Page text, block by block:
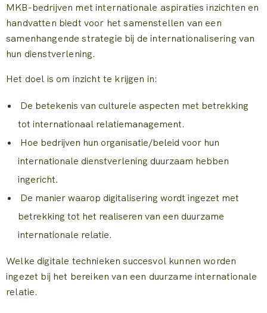
MKB-bedrijven met internationale aspiraties inzichten en
handvatten biedt voor het samenstellen van een
samenhangende strategie bij de internationalisering van
hun dienstverlening.
Het doel is om inzicht te krijgen in:
De betekenis van culturele aspecten met betrekking
tot internationaal relatiemanagement.
Hoe bedrijven hun organisatie/beleid voor hun
internationale dienstverlening duurzaam hebben
ingericht.
De manier waarop digitalisering wordt ingezet met
betrekking tot het realiseren van een duurzame
internationale relatie.
Welke digitale technieken succesvol kunnen worden
ingezet bij het bereiken van een duurzame internationale
relatie.